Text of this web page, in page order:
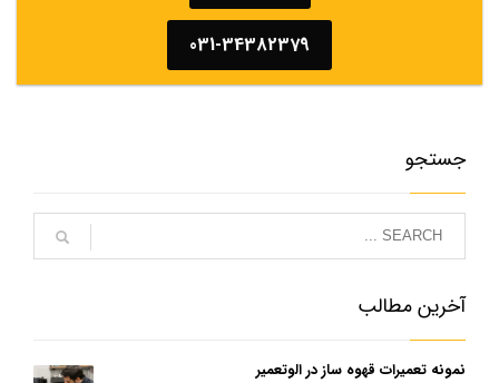
031-34382379
جستجو
آخرین مطالب
نمونه تعمیرات قهوه ساز در الوتعمیر